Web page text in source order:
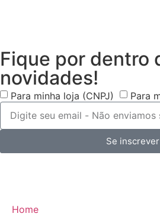
Fique por dentro
novidades!
Para minha loja (CNPJ) Para
Se inscrever
Home